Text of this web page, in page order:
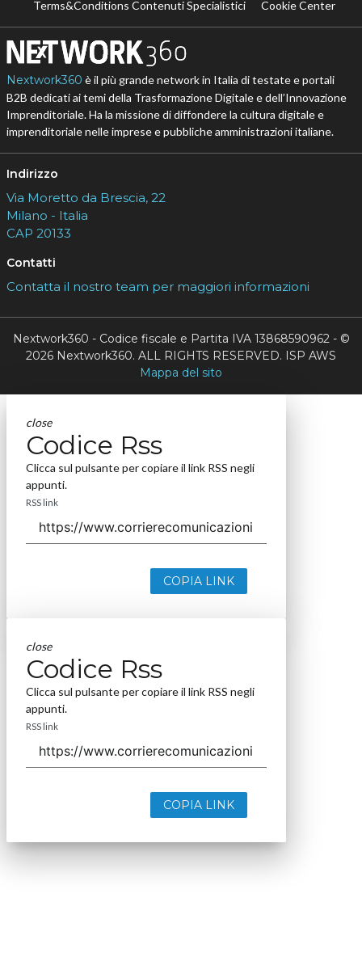
Terms&Conditions Contenuti Specialistici
Cookie Center
Nextwork360 è il più grande network in Italia di testate e portali
B2B dedicati ai temi della Trasformazione Digitale e dell’Innovazione
Imprenditoriale. Ha la missione di diffondere la cultura digitale e
imprenditoriale nelle imprese e pubbliche amministrazioni italiane.
Indirizzo
Via Moretto da Brescia, 22
Milano - Italia
CAP 20133
Contatti
Contatta il nostro team per maggiori informazioni
Nextwork360 - Codice fiscale e Partita IVA 13868590962 - ©
2026 Nextwork360. ALL RIGHTS RESERVED. ISP AWS
Mappa del sito
close
Codice Rss
Clicca sul pulsante per copiare il link RSS negli
appunti.
RSS link
COPIA LINK
close
Codice Rss
Clicca sul pulsante per copiare il link RSS negli
appunti.
RSS link
COPIA LINK